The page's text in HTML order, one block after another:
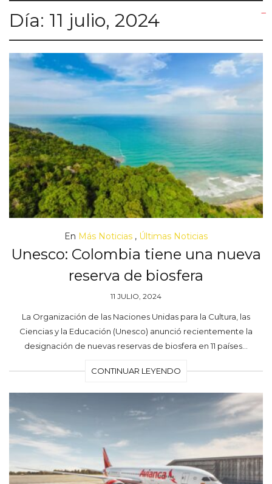
Día: 11 julio, 2024
En Más Noticias , Últimas Noticias
Unesco: Colombia tiene una nueva
reserva de biosfera
11 JULIO, 2024
La Organización de las Naciones Unidas para la Cultura, las
Ciencias y la Educación (Unesco) anunció recientemente la
designación de nuevas reservas de biosfera en 11 países…
CONTINUAR LEYENDO